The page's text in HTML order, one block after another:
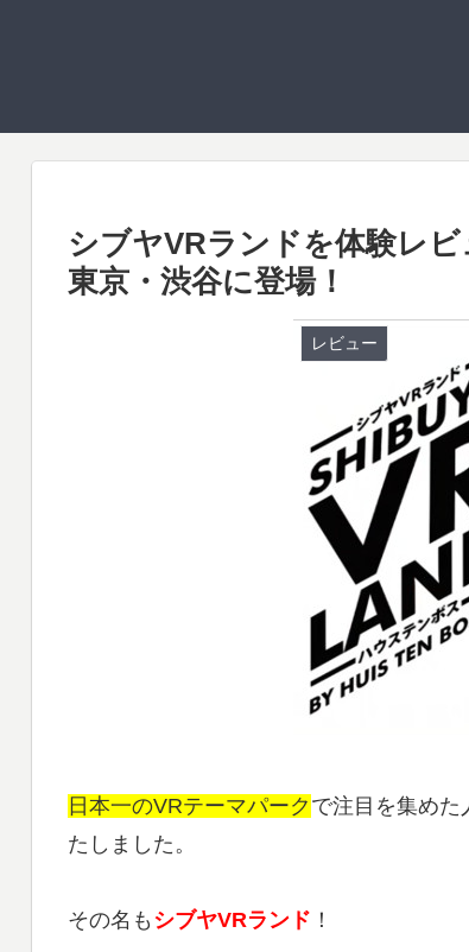
シブヤVRランドを体験レ
東京・渋谷に登場！
レビュー
日本一のVRテーマパーク で注目を集めた
たしました。
その名も シブヤVRランド ！